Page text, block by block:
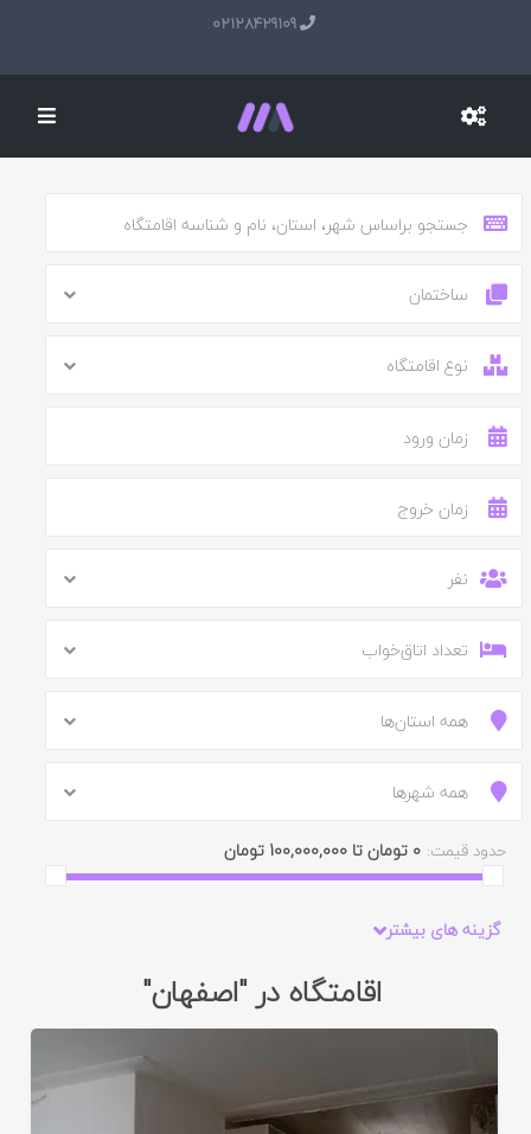
02128429109
ساختمان
نوع اقامتگاه
نفر
تعداد اتاق‌خواب
همه استان‌ها
همه شهرها
حدود قیمت: 0 تومان تا 100,000,000 تومان
گزینه های بیشتر
اقامتگاه در "اصفهان"